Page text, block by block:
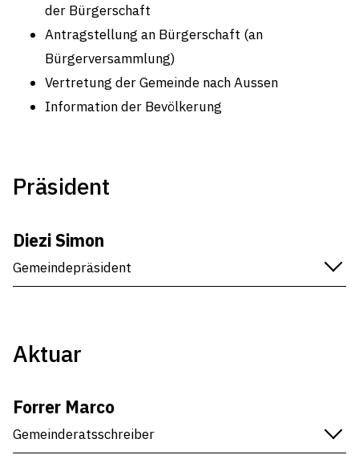
der Bürgerschaft
Antragstellung an Bürgerschaft (an
Bürgerversammlung)
Vertretung der Gemeinde nach Aussen
Information der Bevölkerung
Präsident
Diezi Simon
Gemeindepräsident
simon.diezi@thal.ch
Aktuar
Forrer Marco
Gemeinderatsschreiber